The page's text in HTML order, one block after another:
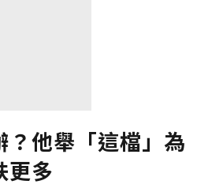
他舉「這檔」為
更多